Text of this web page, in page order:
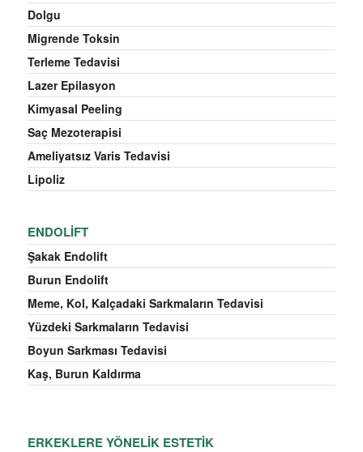
Dolgu
Migrende Toksin
Terleme Tedavisi
Lazer Epilasyon
Kimyasal Peeling
Saç Mezoterapisi
Ameliyatsız Varis Tedavisi
Lipoliz
ENDOLIFT
Şakak Endolift
Burun Endolift
Meme, Kol, Kalçadaki Sarkmaların Tedavisi
Yüzdeki Sarkmaların Tedavisi
Boyun Sarkması Tedavisi
Kaş, Burun Kaldırma
ERKEKLERE YÖNELIK ESTETIK